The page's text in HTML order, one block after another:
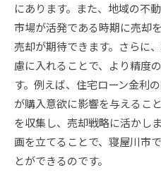
地域の魅力を最大限に
せる
地域の魅力をアピ
地域の魅力を活かし
魅力的な地域特性
寝屋川市の人気ス
地域魅力が売却に
地域の魅力を伝える
にあります。また、地域の不
市場が活発である時期に売却
売却が期待できます。さらに
慮に入れることで、より精度
す。例えば、住宅ローン金利
が購入意欲に影響を与えるこ
を収集し、売却戦略に活かし
画を立てることで、寝屋川市
とができるのです。